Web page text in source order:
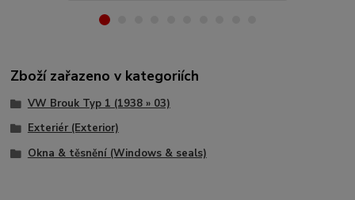
Zboží zařazeno v kategoriích
VW Brouk Typ 1 (1938 » 03)
Exteriér (Exterior)
Okna & těsnění (Windows & seals)